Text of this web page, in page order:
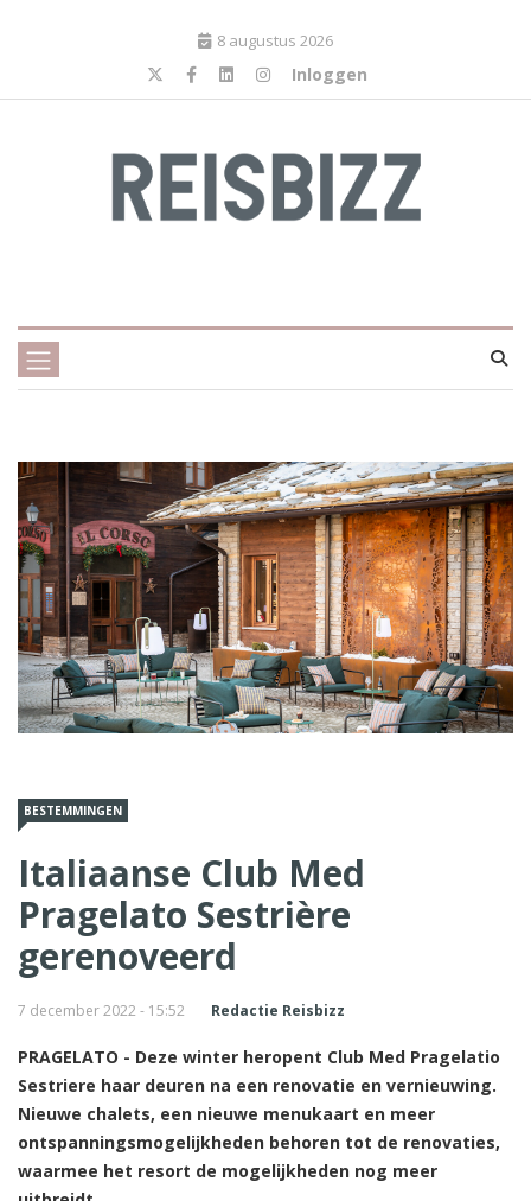
8 augustus 2026
Inloggen
BESTEMMINGEN
Italiaanse Club Med
Pragelato Sestrière
gerenoveerd
7 december 2022 - 15:52 Redactie Reisbizz
PRAGELATO - Deze winter heropent Club Med Pragelatio
Sestriere haar deuren na een renovatie en vernieuwing.
Nieuwe chalets, een nieuwe menukaart en meer
ontspanningsmogelijkheden behoren tot de renovaties,
waarmee het resort de mogelijkheden nog meer